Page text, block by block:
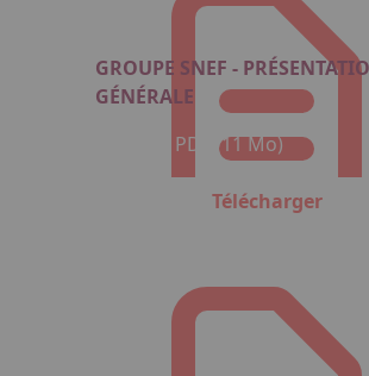
GROUPE SNEF -
GÉNÉRALE
Format : PDF (11 Mo)
Télécharger